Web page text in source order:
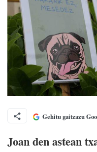
Gehitu gaitzazu
Joan den astean